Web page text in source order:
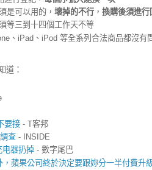
是可以用的， 壞掉的不行 ， 換購後須進行
等三到十四個工作天不等
、iPad、iPod 等全系列合法商品都沒有
道：
要接 - T客邦
查 - INSIDE
电器扔掉 - 數字尾巴
蘋果公司終於決定要跟妳分一半付費升